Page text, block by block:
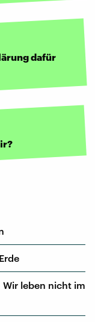
dafür
leben nicht im